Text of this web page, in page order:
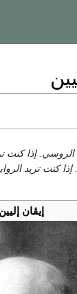
إذا كنت
. إذا كنت تريد
إيڤان إليين